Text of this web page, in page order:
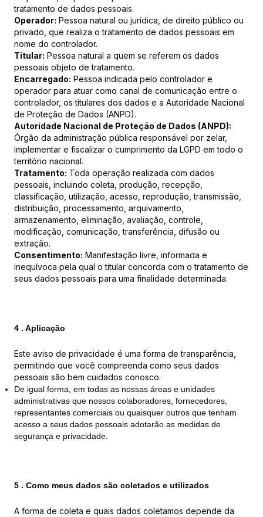
tratamento de dados pessoais.
Operador: Pessoa natural ou jurídica, de direito público ou
privado, que realiza o tratamento de dados pessoais em
nome do controlador.
Titular: Pessoa natural a quem se referem os dados
pessoais objeto de tratamento.
Encarregado: Pessoa indicada pelo controlador e
operador para atuar como canal de comunicação entre o
controlador, os titulares dos dados e a Autoridade Nacional
de Proteção de Dados (ANPD).
Autoridade Nacional de Proteção de Dados (ANPD):
Órgão da administração pública responsável por zelar,
implementar e fiscalizar o cumprimento da LGPD em todo o
território nacional.
Tratamento: Toda operação realizada com dados
pessoais, incluindo coleta, produção, recepção,
classificação, utilização, acesso, reprodução, transmissão,
distribuição, processamento, arquivamento,
armazenamento, eliminação, avaliação, controle,
modificação, comunicação, transferência, difusão ou
extração.
Consentimento: Manifestação livre, informada e
inequívoca pela qual o titular concorda com o tratamento de
seus dados pessoais para uma finalidade determinada.
4 . Aplicação
Este aviso de privacidade é uma forma de transparência,
permitindo que você compreenda como seus dados
pessoais são bem cuidados conosco.
De igual forma, em todas as nossas áreas e unidades
administrativas que nossos colaboradores, fornecedores,
representantes comerciais ou quaisquer outros que tenham
acesso a seus dados pessoais adotarão as medidas de
segurança e privacidade.
5 . Como meus dados são coletados e utilizados
A forma de coleta e quais dados coletamos depende da